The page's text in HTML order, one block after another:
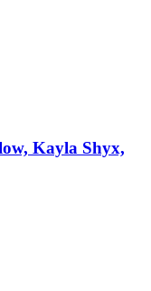
Kayla Shyx,